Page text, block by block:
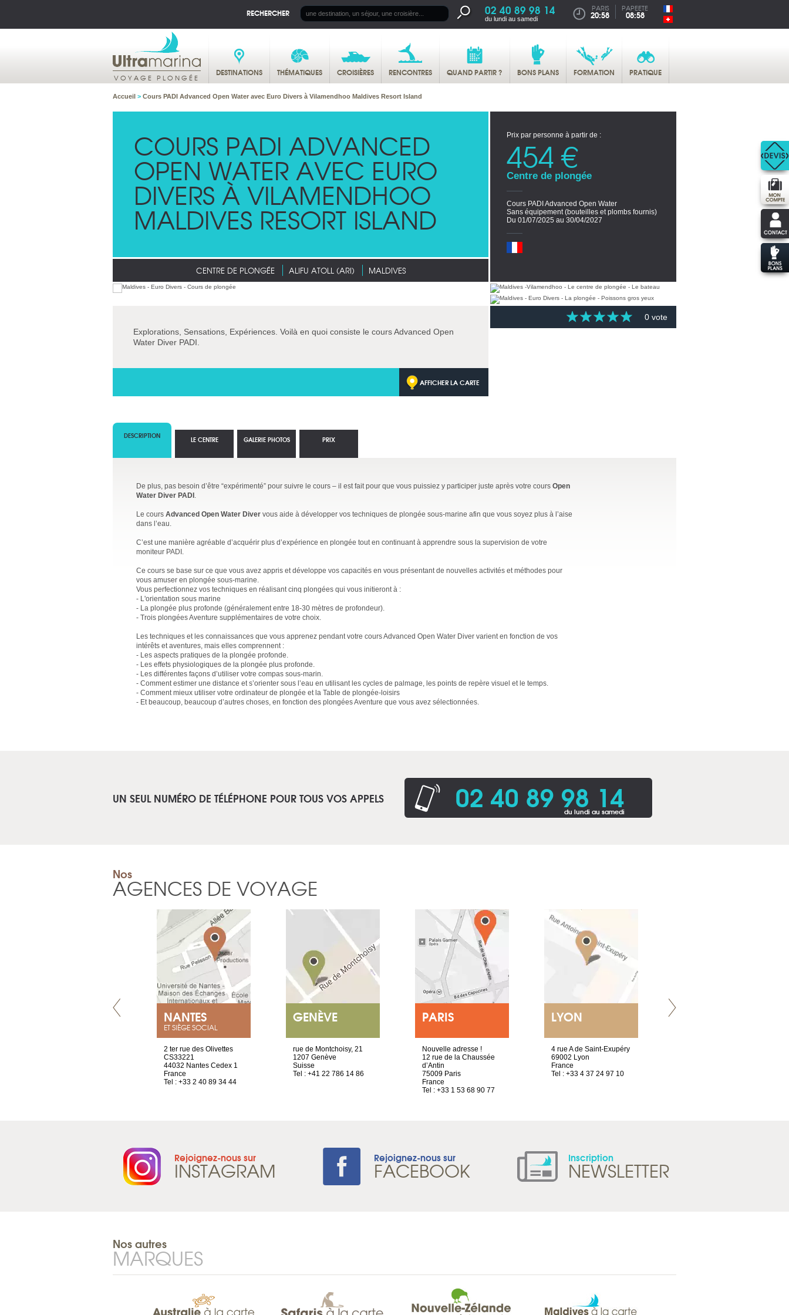
RECHERCHER 02 40 89 98 14
du lundi au samedi
PARIS
20:58
PAPEETE
08:58
VOYAGE PLONGÉE DESTINATIONS THÉMATIQUES CROISIÈRES RENCONTRES QUAND PARTIR ? BONS PLANS FORMATION PRATIQUE
Accueil > Cours PADI Advanced Open Water avec Euro Divers à Vilamendhoo Maldives Resort Island
COURS PADI ADVANCED
OPEN WATER AVEC EURO
DIVERS À VILAMENDHOO
MALDIVES RESORT ISLAND
CENTRE DE PLONGÉE ALIFU ATOLL (ARI) MALDIVES
Prix par personne à partir de :
454 €
Centre de plongée
Cours PADI Advanced Open Water
Sans équipement (bouteilles et plombs fournis)
Du 01/07/2025 au 30/04/2027
Explorations, Sensations, Expériences. Voilà en quoi consiste le cours Advanced Open
Water Diver PADI.
AFFICHER LA CARTE
0 vote
DESCRIPTION
De plus, pas besoin d’être “expérimenté” pour suivre le cours – il est fait pour que vous puissiez y participer juste après votre cours Open
Water Diver PADI .
Le cours Advanced Open Water Diver vous aide à développer vos techniques de plongée sous-marine afin que vous soyez plus à l’aise
dans l’eau.
C’est une manière agréable d’acquérir plus d’expérience en plongée tout en continuant à apprendre sous la supervision de votre
moniteur PADI.
Ce cours se base sur ce que vous avez appris et développe vos capacités en vous présentant de nouvelles activités et méthodes pour
vous amuser en plongée sous-marine.
Vous perfectionnez vos techniques en réalisant cinq plongées qui vous initieront à :
- L'orientation sous marine
- La plongée plus profonde (généralement entre 18-30 mètres de profondeur).
- Trois plongées Aventure supplémentaires de votre choix.
Les techniques et les connaissances que vous apprenez pendant votre cours Advanced Open Water Diver varient en fonction de vos
intérêts et aventures, mais elles comprennent :
- Les aspects pratiques de la plongée profonde.
- Les effets physiologiques de la plongée plus profonde.
- Les différentes façons d’utiliser votre compas sous-marin.
- Comment estimer une distance et s’orienter sous l’eau en utilisant les cycles de palmage, les points de repère visuel et le temps.
- Comment mieux utiliser votre ordinateur de plongée et la Table de plongée-loisirs
- Et beaucoup, beaucoup d’autres choses, en fonction des plongées Aventure que vous avez sélectionnées.
LE CENTRE GALERIE PHOTOS PRIX
UN SEUL NUMÉRO DE TÉLÉPHONE POUR TOUS VOS APPELS 02 40 89 98 14
du lundi au samedi
Nos
AGENCES DE VOYAGE
NANTES
ET SIÈGE SOCIAL
2 ter rue des Olivettes
CS33221
44032 Nantes Cedex 1
France
Tel : +33 2 40 89 34 44
GENÈVE
rue de Montchoisy, 21
1207 Genève
Suisse
Tel : +41 22 786 14 86
PARIS
Nouvelle adresse !
12 rue de la Chaussée
d’Antin
75009 Paris
France
Tel : +33 1 53 68 90 77
LYON
4 rue A de Saint-Exupéry
69002 Lyon
France
Tel : +33 4 37 24 97 10
Rejoignez-nous sur
INSTAGRAM Rejoignez-nous sur
FACEBOOK Inscription
NEWSLETTER
Nos autres
MARQUES